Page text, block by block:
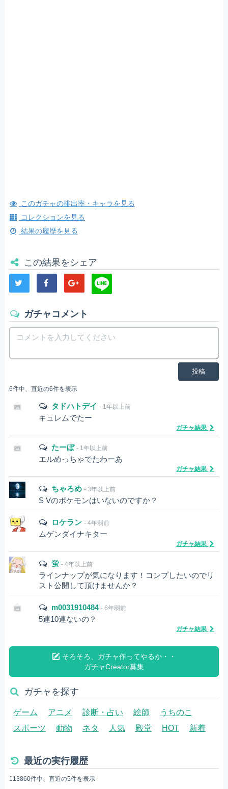
このガチャの排出率・キャラを見る
コレクションを見る
結果の履歴を見る
この結果をシェア
ガチャコメント
投稿
6件中、直近の6件を表示
タドハトデイ - 1年以上前
キュレムでたー
ガチャ結果
たーぼ- 1年以上前
エルめっちゃでたわーあ
ガチャ結果
ちゃろめ - 3年以上前
S Vのポケモンはいないのですか？
ロケラン - 4年弱前
ムゲンダイナキター
ガチャ結果
蛍 - 4年以上前
ラインナップが気になります！コンプしたいのでリ
スト公開して頂けませんか？
m0031910484 - 6年弱前
5連10連ないの？
ガチャ結果
そろそろ、ガチャ作ってやるか・・
ガチャCreator募集
ガチャを探す
ゲーム アニメ 診断・占い 絵師
うちのこ
スポーツ
動物 ネタ 人気 殿堂 HOT 新着
最近の実行履歴
113860件中、直近の5件を表示